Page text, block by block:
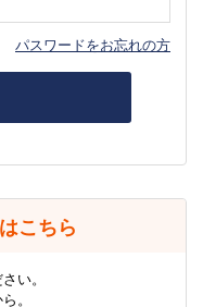
パスワードをお忘れの方
こちら
い。
。